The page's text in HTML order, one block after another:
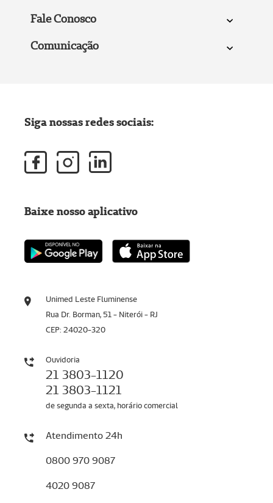
Fale Conosco
Comunicação
Unimed Leste Fluminense
Rua Dr. Borman, 51 - Niterói - RJ
CEP: 24020-320
Ouvidoria
21 3803-1120
21 3803-1121
de segunda a sexta, horário comercial
Atendimento 24h
0800 970 9087
4020 9087
Siga nossas redes sociais:
Baixe nosso aplicativo